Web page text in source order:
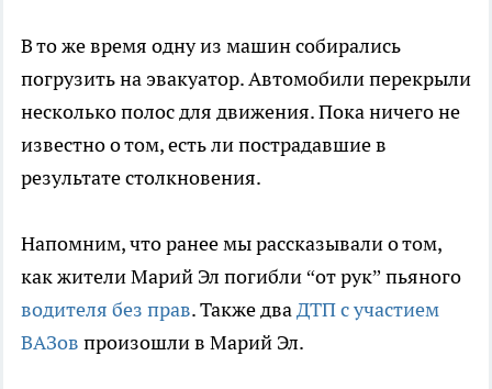
В то же время одну из машин собирались
погрузить на эвакуатор. Автомобили перекрыли
несколько полос для движения. Пока ничего не
известно о том, есть ли пострадавшие в
результате столкновения.
Напомним, что ранее мы рассказывали о том,
как жители Марий Эл погибли “от рук” пьяного
водителя без прав. Также дваДТП с участием
ВАЗов произошли в Марий Эл.